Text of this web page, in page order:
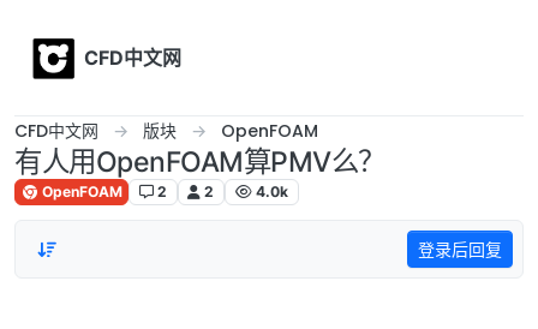
CFD中文网
CFD中文网 版块 OpenFOAM
有人用OpenFOAM算PMV么？
OpenFOAM 2 2 4.0k
登录后回复